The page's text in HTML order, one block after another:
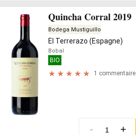
Quincha Corral 2019
Bodega Mustiguillo
El Terrerazo (Espagne)
Bobal
BIO
1 commentaire
- +